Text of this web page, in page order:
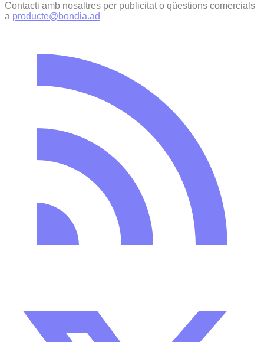
Contacti amb nosaltres per publicitat o qüestions comercials
a producte@bondia.ad